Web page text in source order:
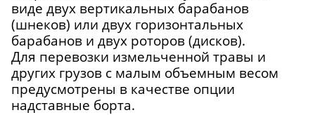
виде двух вертикальных барабанов
(шнеков) или двух горизонтальных
барабанов и двух роторов (дисков).
Для перевозки измельченной травы и
других грузов с малым объемным весом
предусмотрены в качестве опции
надставные борта.